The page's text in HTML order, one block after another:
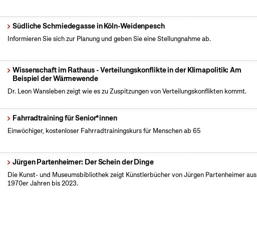
Südliche Schmiedegasse in Köln-Weidenpesch
Informieren Sie sich zur Planung und geben Sie eine Stellungnahme ab.
Wissenschaft im Rathaus - Verteilungskonflikte in der Klimapolitik: Am
Beispiel der Wärmewende
Dr. Leon Wansleben zeigt wie es zu Zuspitzungen von Verteilungskonflikten kommt.
Fahrradtraining für Senior*innen
Einwöchiger, kostenloser Fahrradtrainingskurs für Menschen ab 65
Jürgen Partenheimer: Der Schein der Dinge
Die Kunst- und Museumsbibliothek zeigt Künstlerbücher von Jürgen Partenheimer aus
1970er Jahren bis 2023.